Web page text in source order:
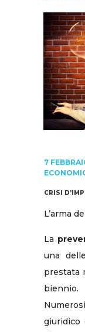
7
CRISI
L’arma
La
una
prestata
biennio.